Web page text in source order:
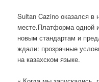
Sultan Cazino оказался
месте.Платформа одной
новым стандартам и
ждали: прозрачные
на казахском языке.